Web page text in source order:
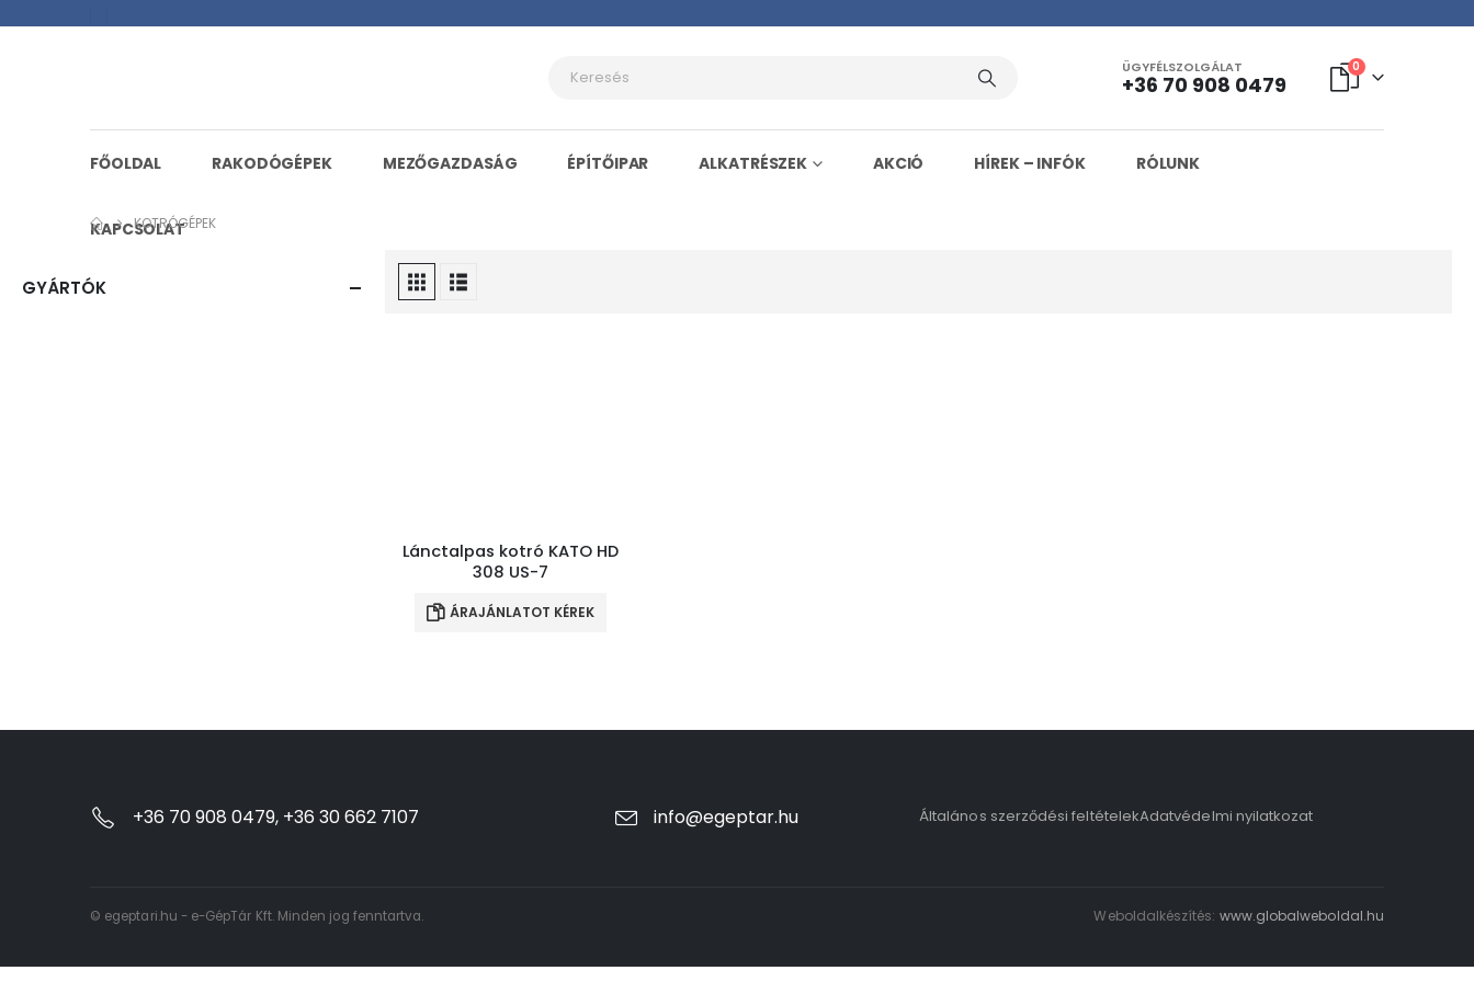
ÜGYFÉLSZOLGÁLAT
+36 70 908 0479
0
FŐOLDAL RAKODÓGÉPEK MEZŐGAZDASÁG ÉPÍTŐIPAR ALKATRÉSZEK AKCIÓ HÍREK – INFÓK RÓLUNK
KAPCSOLAT
KOTRÓGÉPEK
Lánctalpas kotró KATO HD
308 US-7
ÁRAJÁNLATOT KÉREK
GYÁRTÓK
+36 70 908 0479, +36 30 662 7107 info@egeptar.hu Általános szerződési feltételekAdatvédelmi nyilatkozat
© egeptari.hu - e-GépTár Kft. Minden jog fenntartva. Weboldalkészítés: www.globalweboldal.hu